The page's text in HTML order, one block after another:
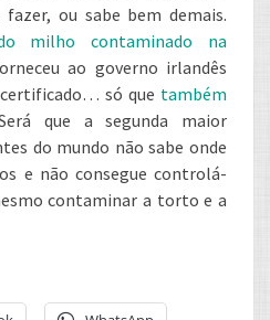
ou sabe bem demais.
milho contaminado na
ao governo irlandês
só que também
que a segunda maior
do mundo não sabe onde
e não consegue controlá-
contaminar a torto e a